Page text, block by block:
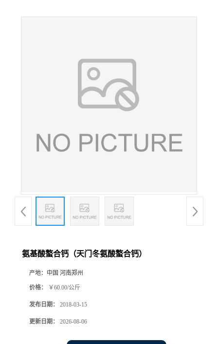
氨基酸螯合钙（天门冬氨酸螯合钙）
产地： 中国 河南郑州
价格： ￥60.00/公斤
发布日期： 2018-03-15
更新日期： 2026-08-06